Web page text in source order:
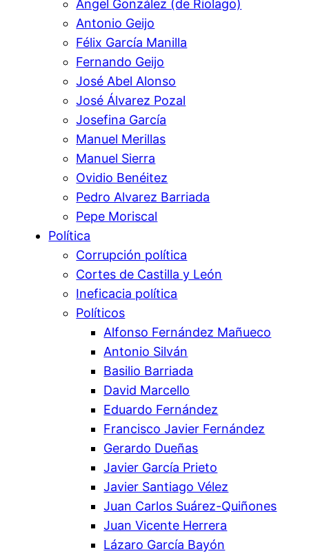
Ángel González (de Riolago)
Antonio Geijo
Félix García Manilla
Fernando Geijo
José Abel Alonso
José Álvarez Pozal
Josefina García
Manuel Merillas
Manuel Sierra
Ovidio Benéitez
Pedro Alvarez Barriada
Pepe Moriscal
Política
Corrupción política
Cortes de Castilla y León
Ineficacia política
Políticos
Alfonso Fernández Mañueco
Antonio Silván
Basilio Barriada
David Marcello
Eduardo Fernández
Francisco Javier Fernández
Gerardo Dueñas
Javier García Prieto
Javier Santiago Vélez
Juan Carlos Suárez-Quiñones
Juan Vicente Herrera
Lázaro García Bayón